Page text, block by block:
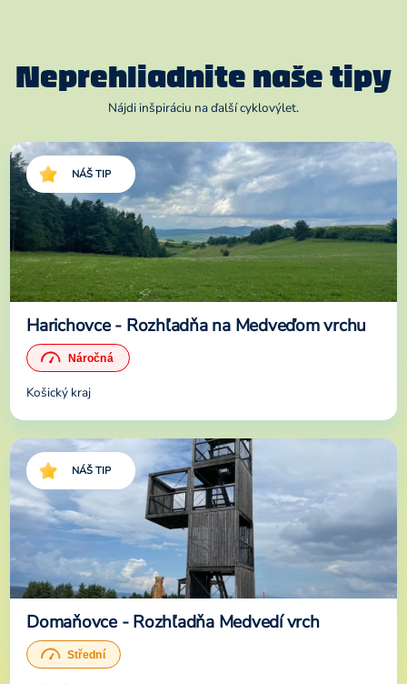
Neprehliadnite naše tipy
Nájdi inšpiráciu na ďalší cyklovýlet.
NÁŠ TIP
Harichovce - Rozhľadňa na Medveďom vrchu
Košický kraj
NÁŠ TIP
Domaňovce - Rozhľadňa Medvedí vrch